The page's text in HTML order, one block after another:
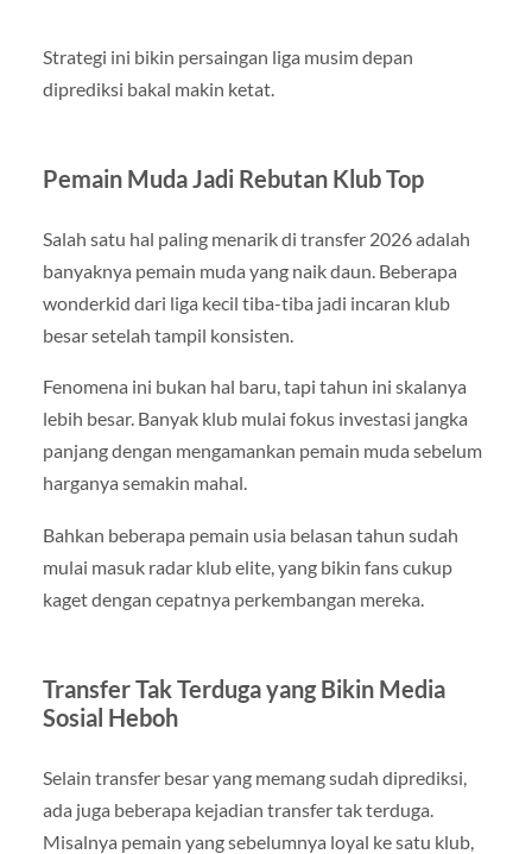
Strategi ini bikin persaingan liga musim depan
diprediksi bakal makin ketat.
Pemain Muda Jadi Rebutan Klub Top
Salah satu hal paling menarik di transfer 2026 adalah
banyaknya pemain muda yang naik daun. Beberapa
wonderkid dari liga kecil tiba-tiba jadi incaran klub
besar setelah tampil konsisten.
Fenomena ini bukan hal baru, tapi tahun ini skalanya
lebih besar. Banyak klub mulai fokus investasi jangka
panjang dengan mengamankan pemain muda sebelum
harganya semakin mahal.
Bahkan beberapa pemain usia belasan tahun sudah
mulai masuk radar klub elite, yang bikin fans cukup
kaget dengan cepatnya perkembangan mereka.
Transfer Tak Terduga yang Bikin Media
Sosial Heboh
Selain transfer besar yang memang sudah diprediksi,
ada juga beberapa kejadian transfer tak terduga.
Misalnya pemain yang sebelumnya loyal ke satu klub,